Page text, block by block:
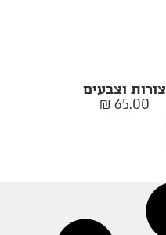
צורות וצבעים
65.00
₪